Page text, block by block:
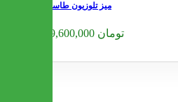
میز تلوزیون طاسا
9,600,000 تومان